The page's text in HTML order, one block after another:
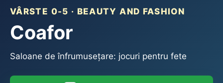
VÂRSTE 0-5 · BEAUTY AND FASHION
Coafor
Saloane de înfrumusețare: jocuri pentru fete